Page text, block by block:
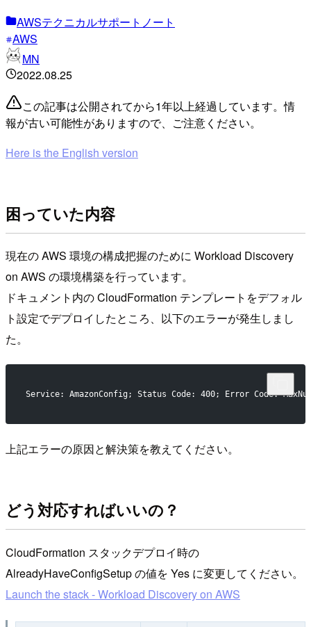
AWSテクニカルサポートノート
AWS
MN
2022.08.25
この記事は公開されてから1年以上経過しています。情
報が古い可能性がありますので、ご注意ください。
Here is the English version
困っていた内容
現在の AWS 環境の構成把握のために Workload Discovery
on AWS の環境構築を行っています。
ドキュメント内の CloudFormation テンプレートをデフォル
ト設定でデプロイしたところ、以下のエラーが発生しまし
た。
Service: AmazonConfig; Status Code: 400; Error Code:
上記エラーの原因と解決策を教えてください。
どう対応すればいいの？
CloudFormation スタックデプロイ時の
AlreadyHaveConfigSetup の値を Yes に変更してください。
Launch the stack - Workload Discovery on AWS